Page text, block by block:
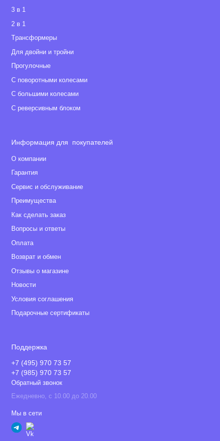
3 в 1
2 в 1
Tрансформеры
Для двойни и тройни
Прогулочные
С поворотными колесами
С большими колесами
С реверсивным блоком
Информация для покупателей
О компании
Гарантия
Сервис и обслуживание
Преимущества
Как сделать заказ
Вопросы и ответы
Оплата
Возврат и обмен
Отзывы о магазине
Новости
Условия соглашения
Подарочные сертификаты
Поддержка
+7 (495) 970 73 57
+7 (985) 970 73 57
Обратный звонок
Ежедневно, с 10.00 до 20.00
Мы в сети